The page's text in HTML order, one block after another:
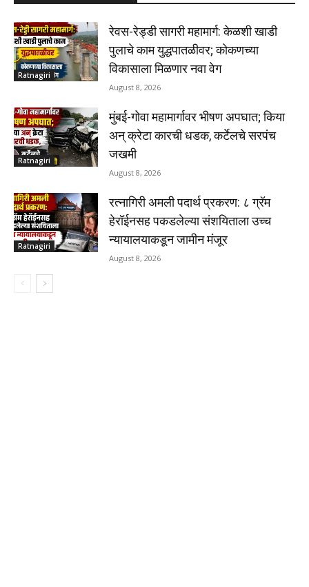
Ratnagiri
रेवस-रेड्डी सागरी महामार्ग: केळशी खाडी
पुलाचे काम युद्धपातळीवर; कोकणच्या
विकासाला मिळणार नवा वेग
August 8, 2026
Ratnagiri
मुंबई-गोवा महामार्गावर भीषण अपघात; किया
अन् क्रेटा कारची धडक, कर्टेलचे सरपंच
जखमी
August 8, 2026
Ratnagiri
रत्नागिरी अमली पदार्थ प्रकरण: ८ ग्रॅम
हेरॉईनसह पकडलेल्या संशयिताला उच्च
न्यायालयाकडून जामीन मंजूर
August 8, 2026